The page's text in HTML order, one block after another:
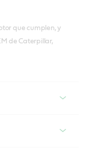
que cumplen, y
de Caterpillar,